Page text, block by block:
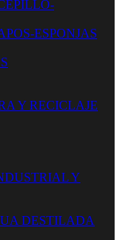
ESPONJAS
Y RECICLAJE
Y
DESTILADA